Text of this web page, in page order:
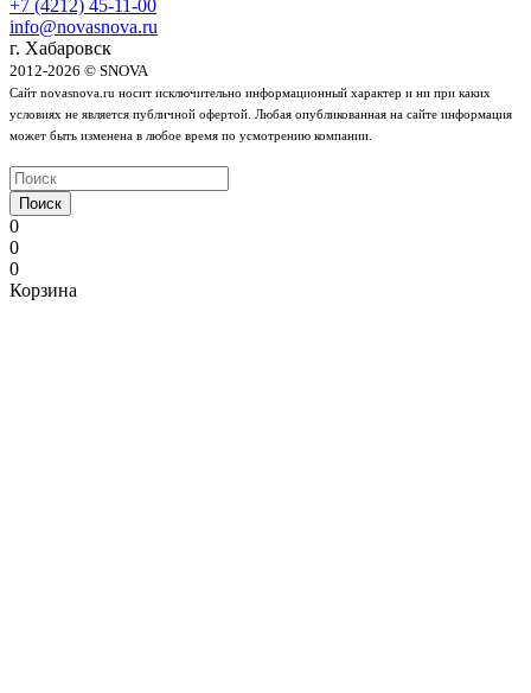
+7 (4212) 45-11-00
info@novasnova.ru
г. Хабаровск
2012-2026 © SNOVA
Сайт novasnova.ru носит исключительно информационный характер и ни при каких
условиях не является публичной офертой. Любая опубликованная на сайте информация
может быть изменена в любое время по усмотрению компании.
Поиск
0
0
0
Корзина